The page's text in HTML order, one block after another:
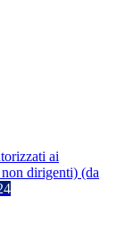
ai
dirigenti) (da